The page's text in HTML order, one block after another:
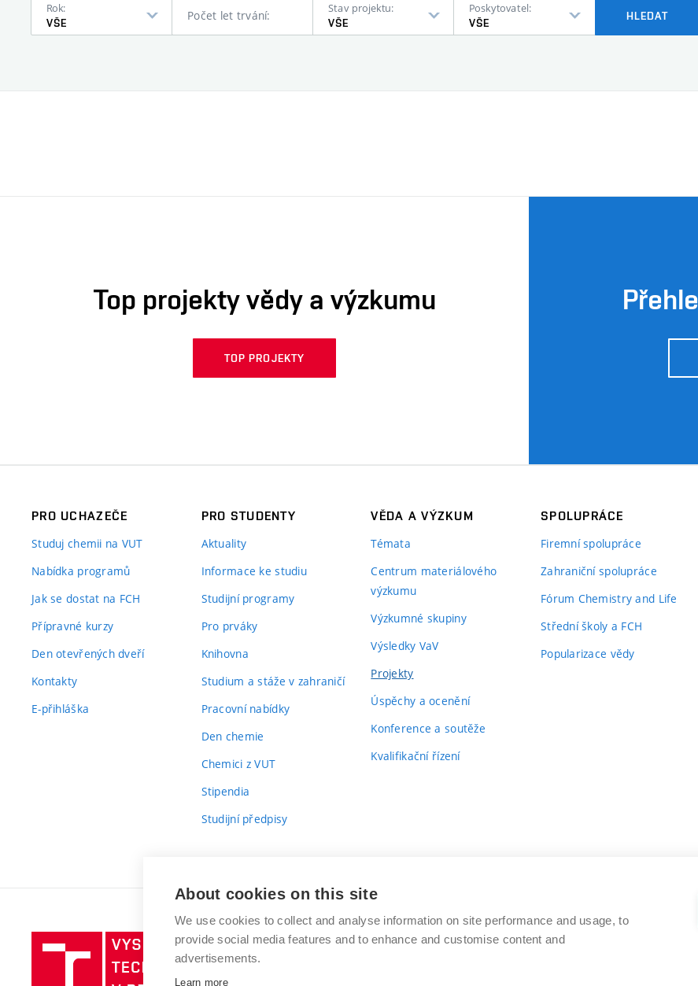
Rok:
VŠE Počet let trvání: Stav projektu:
VŠE
Poskytovatel:
VŠE
HLEDAT
Top projekty vědy a výzkumu
TOP PROJEKTY
PRO UCHAZEČE
Studuj chemii na VUT
Nabídka programů
Jak se dostat na FCH
Přípravné kurzy
Den otevřených dveří
Kontakty
E-přihláška
PRO STUDENTY
Aktuality
Informace ke studiu
Studijní programy
Pro prváky
Knihovna
Studium a stáže v zahraničí
Pracovní nabídky
Den chemie
Chemici z VUT
Stipendia
Studijní předpisy
VĚDA A VÝZKUM
Témata
Centrum materiálového
výzkumu
Výzkumné skupiny
Výsledky VaV
Projekty
Úspěchy a ocenění
Konference a soutěže
Kvalifikační řízení
SPOLUPRÁCE
Firemní spolupráce
Zahraniční spolupráce
Fórum Chemistry and Life
Střední školy a FCH
Popularizace vědy
Vysoké
učení
VYSOKÉ UČENÍ TECHNICKÉ V BRNĚ
About cookies on this site
We use cookies to collect and analyse information on site performance and usage, to
provide social media features and to enhance and customise content and
advertisements.
Learn more